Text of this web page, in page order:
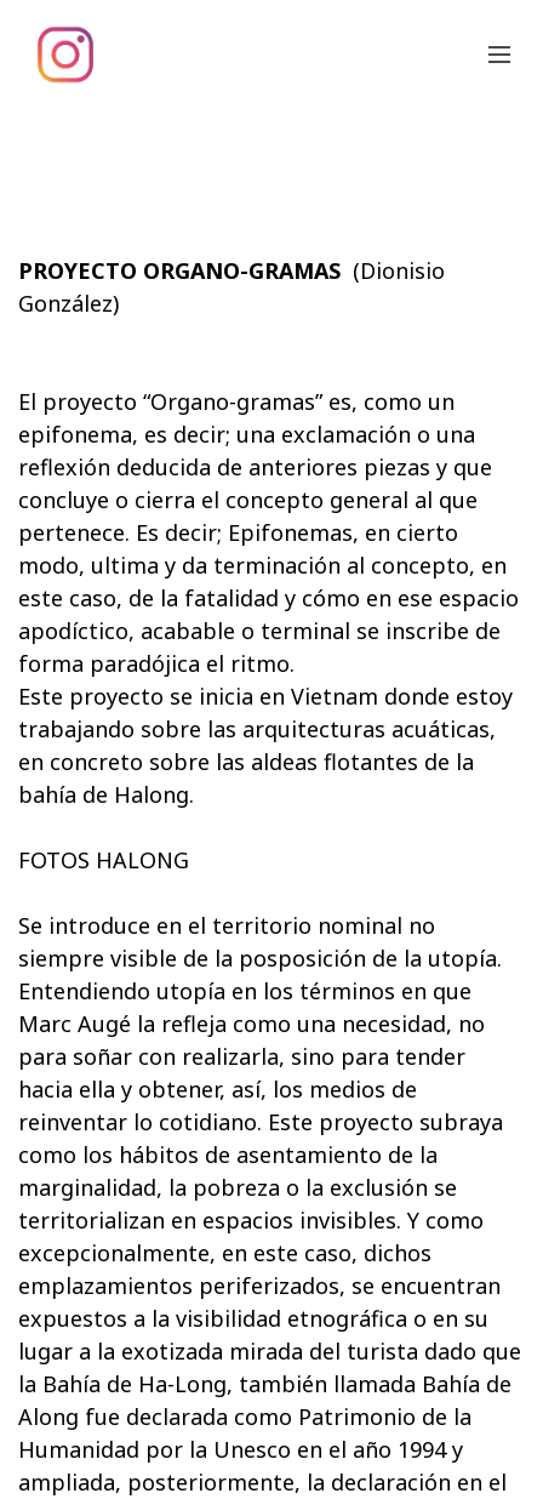
PROYECTO ORGANO-GRAMAS (Dionisio
González)
El proyecto “Organo-gramas” es, como un
epifonema, es decir; una exclamación o una
reflexión deducida de anteriores piezas y que
concluye o cierra el concepto general al que
pertenece. Es decir; Epifonemas, en cierto
modo, ultima y da terminación al concepto, en
este caso, de la fatalidad y cómo en ese espacio
apodíctico, acabable o terminal se inscribe de
forma paradójica el ritmo.
Este proyecto se inicia en Vietnam donde estoy
trabajando sobre las arquitecturas acuáticas,
en concreto sobre las aldeas flotantes de la
bahía de Halong.
FOTOS HALONG
Se introduce en el territorio nominal no
siempre visible de la posposición de la utopía.
Entendiendo utopía en los términos en que
Marc Augé la refleja como una necesidad, no
para soñar con realizarla, sino para tender
hacia ella y obtener, así, los medios de
reinventar lo cotidiano. Este proyecto subraya
como los hábitos de asentamiento de la
marginalidad, la pobreza o la exclusión se
territorializan en espacios invisibles. Y como
excepcionalmente, en este caso, dichos
emplazamientos periferizados, se encuentran
expuestos a la visibilidad etnográfica o en su
lugar a la exotizada mirada del turista dado que
la Bahía de Ha-Long, también llamada Bahía de
Along fue declarada como Patrimonio de la
Humanidad por la Unesco en el año 1994 y
ampliada, posteriormente, la declaración en el